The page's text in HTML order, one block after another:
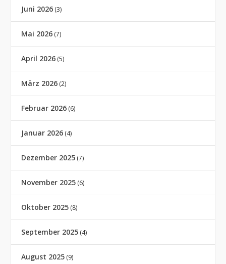
Juni 2026 (3)
Mai 2026 (7)
April 2026 (5)
März 2026 (2)
Februar 2026 (6)
Januar 2026 (4)
Dezember 2025 (7)
November 2025 (6)
Oktober 2025 (8)
September 2025 (4)
August 2025 (9)